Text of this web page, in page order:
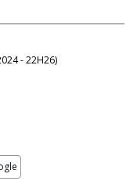
- 22H26)